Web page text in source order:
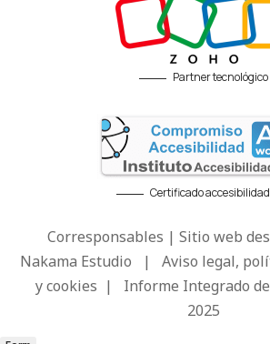
Partner tecnológico
Certificado
Corresponsables | Sitio web
Nakama Estudio | Aviso legal,
y cookies | Informe Integrado
2025